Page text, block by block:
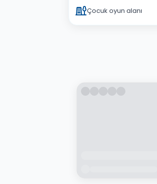
Çocuk oyun alanı